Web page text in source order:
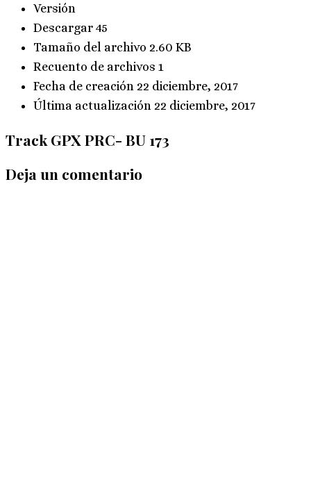
Versión
Descargar 45
Tamaño del archivo 2.60 KB
Recuento de archivos 1
Fecha de creación 22 diciembre, 2017
Última actualización 22 diciembre, 2017
Track GPX PRC- BU 173
Deja un comentario